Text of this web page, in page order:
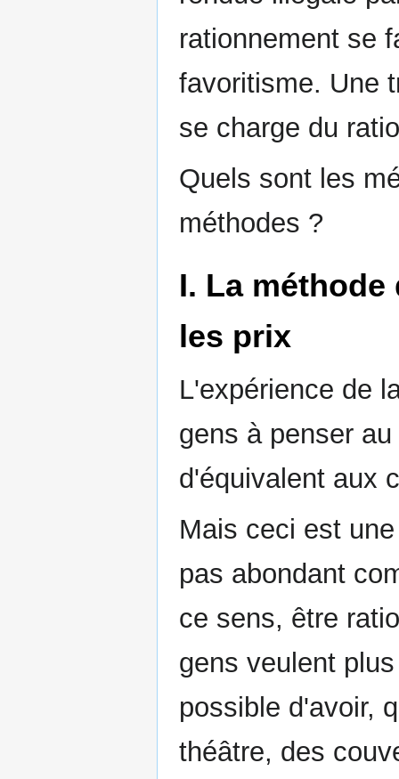
rationnement se
favoritisme. Une
se charge du
Quels sont les
méthodes ?
I. La méthode
les prix
L'expérience de
gens à penser
d'équivalent aux
Mais ceci est
pas abondant
ce sens, être
gens veulent
possible d'avoir,
théâtre, des